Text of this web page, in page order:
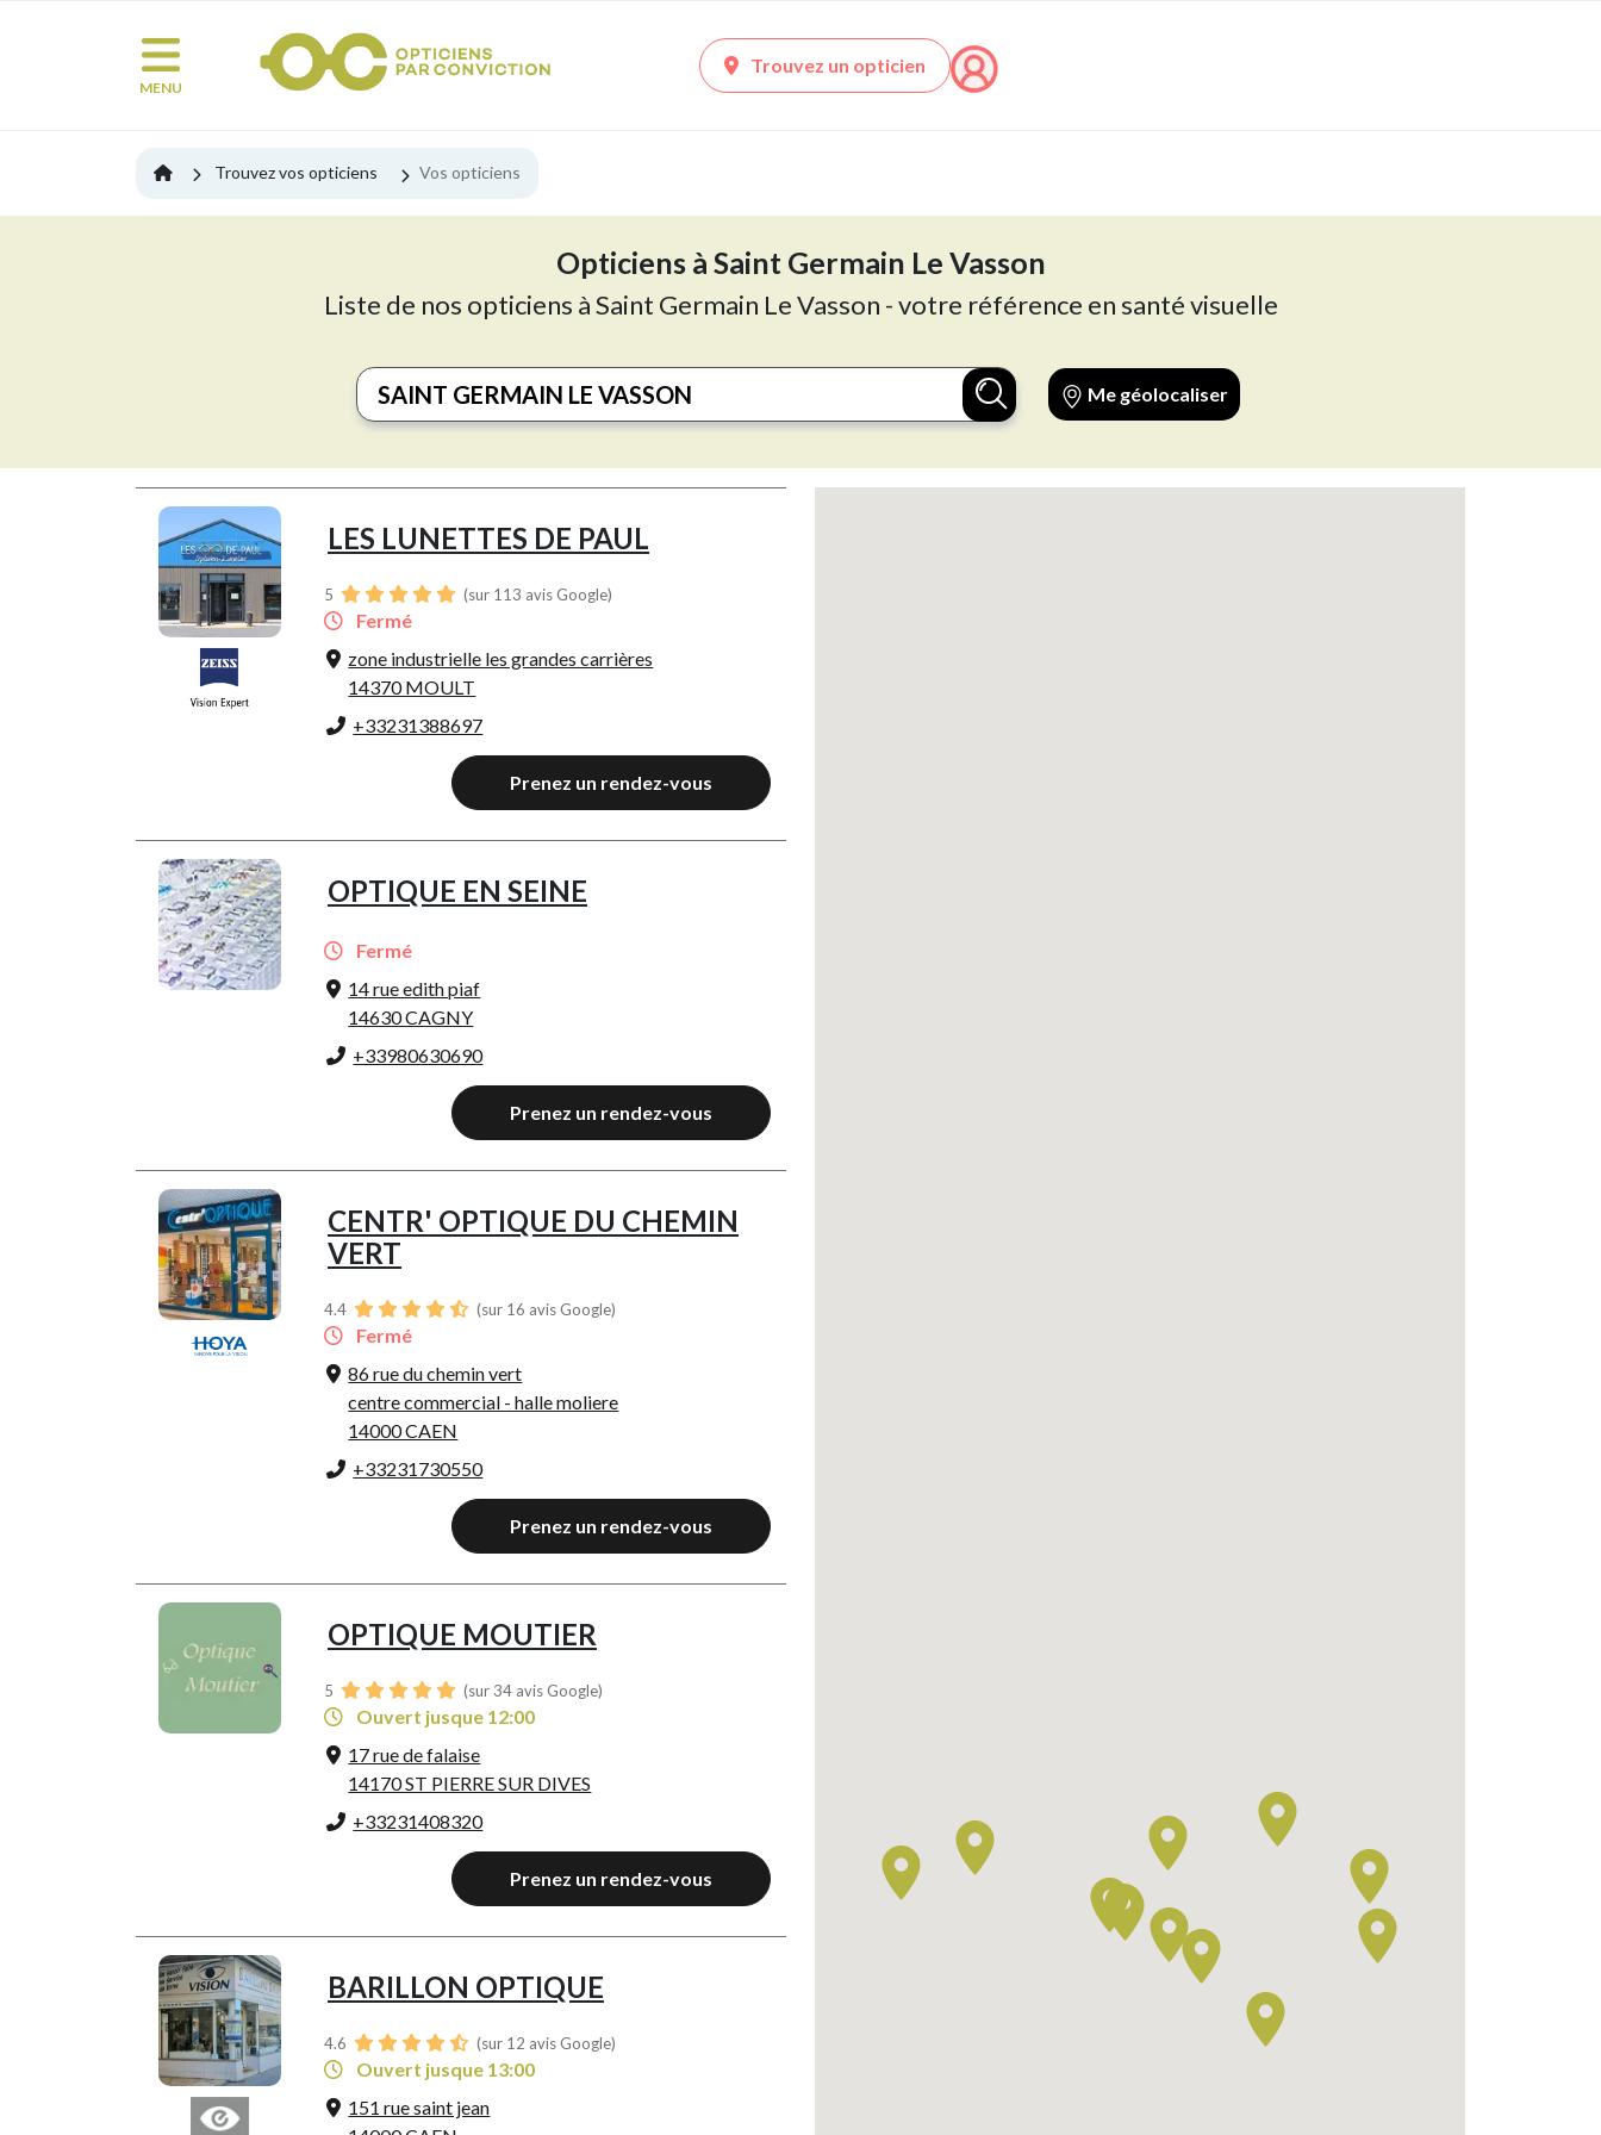
MENU
Trouvez un opticien
Trouvez vos opticiens Vos opticiens
Opticiens à Saint Germain Le Vasson
Liste de nos opticiens à Saint Germain Le Vasson - votre référence en santé visuelle
Me géolocaliser
LES LUNETTES DE PAUL
5 (sur 113 avis Google)
Fermé
zone industrielle les grandes carrières
14370 MOULT
+33231388697
Prenez un rendez-vous
OPTIQUE EN SEINE
Fermé
14 rue edith piaf
14630 CAGNY
+33980630690
Prenez un rendez-vous
CENTR' OPTIQUE DU CHEMIN
VERT
4.4 (sur 16 avis Google)
Fermé
86 rue du chemin vert
centre commercial - halle moliere
14000 CAEN
+33231730550
Prenez un rendez-vous
OPTIQUE MOUTIER
5 (sur 34 avis Google)
Ouvert jusque 12:00
17 rue de falaise
14170 ST PIERRE SUR DIVES
+33231408320
Prenez un rendez-vous
BARILLON OPTIQUE
4.6 (sur 12 avis Google)
Ouvert jusque 13:00
151 rue saint jean